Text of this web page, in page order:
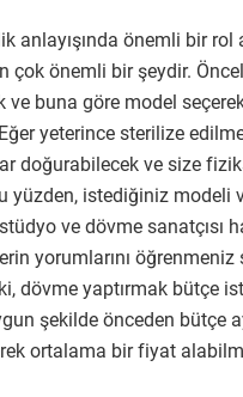
anlayışında önemli bir
çok önemli bir şeydir.
ve buna göre model
yeterince sterilize
doğurabilecek ve size
yüzden, istediğiniz
ve dövme sanatçısı
yorumlarını
dövme yaptırmak bütçe
şekilde önceden bütçe
ortalama bir fiyat